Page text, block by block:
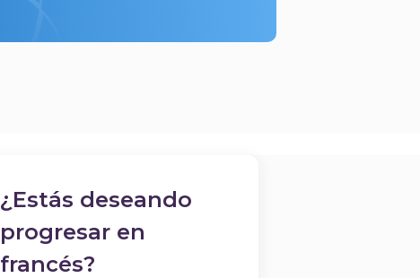
¿Estás deseando
progresar en
francés?